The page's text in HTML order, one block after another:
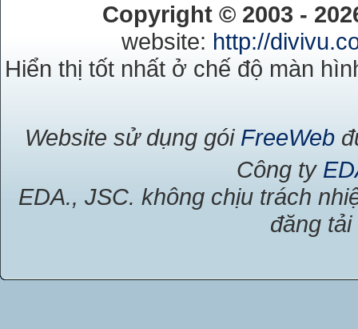
Copyright © 2003 -
website: http://
Hiển thị tốt nhất ở chế độ màn
Website sử dụng gói FreeWeb
Công ty
EDA., JSC. không chịu trách
đăng